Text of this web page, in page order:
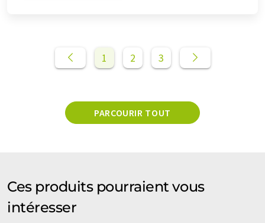
1 2 3
PARCOURIR TOUT
Ces produits pourraient vous
intéresser